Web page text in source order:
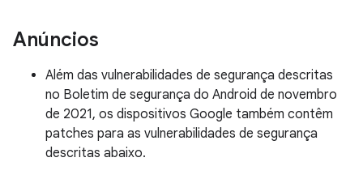
Anúncios
Além das vulnerabilidades de segurança descritas
no Boletim de segurança do Android de novembro
de 2021, os dispositivos Google também contêm
patches para as vulnerabilidades de segurança
descritas abaixo.